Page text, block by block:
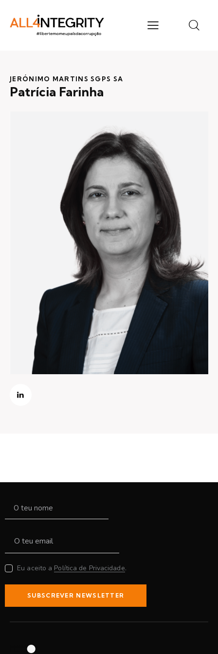
JERÓNIMO MARTINS SGPS SA
Patrícia Farinha
Eu aceito a Política de Privacidade.
SUBSCREVER NEWSLETTER